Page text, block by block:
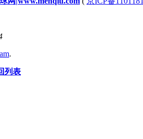
.
列表